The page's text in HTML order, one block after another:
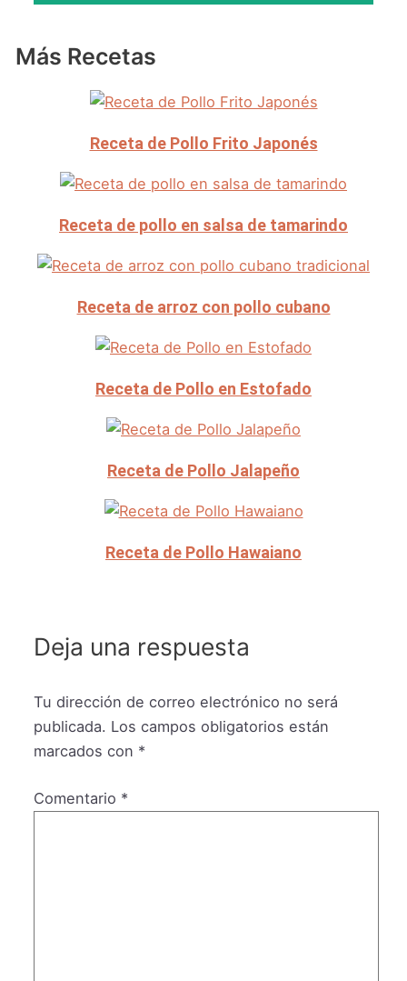
Más Recetas
Receta de Pollo Frito Japonés
Receta de pollo en salsa de tamarindo
Receta de arroz con pollo cubano
Receta de Pollo en Estofado
Receta de Pollo Jalapeño
Receta de Pollo Hawaiano
Deja una respuesta
Tu dirección de correo electrónico no será
publicada. Los campos obligatorios están
marcados con *
Comentario *